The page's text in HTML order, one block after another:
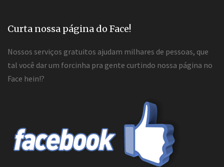
Curta nossa página do Face!
Nossos serviços gratuitos ajudam milhares de pessoas, que
tal você dar um forcinha pra gente curtindo nossa página no
Face hein!?